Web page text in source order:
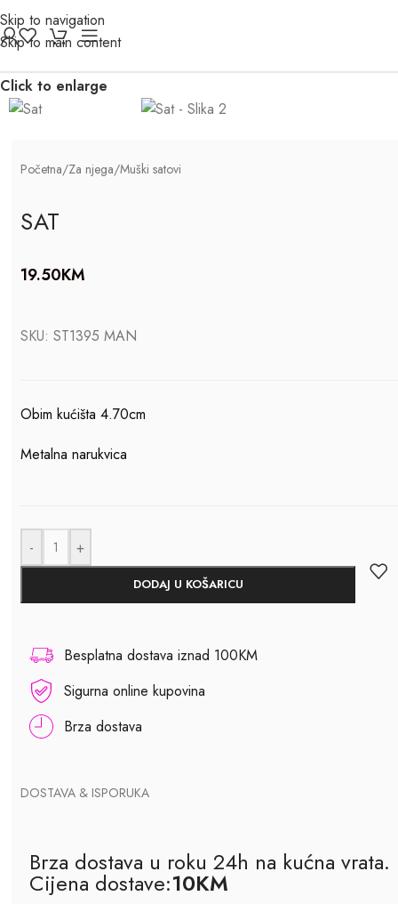
Skip to navigation
Skip to main content
Click to enlarge
Početna/Za njega/Muški satovi
SAT
19.50KM
SKU:ST1395 MAN
Obim kućišta 4.70cm
Metalna narukvica
- +
DODAJ U KOŠARICU
Besplatna dostava iznad 100KM
Sigurna online kupovina
Brza dostava
DOSTAVA & ISPORUKA
Brza dostava u roku 24h na kućna vrata.
Cijena dostave:10KM